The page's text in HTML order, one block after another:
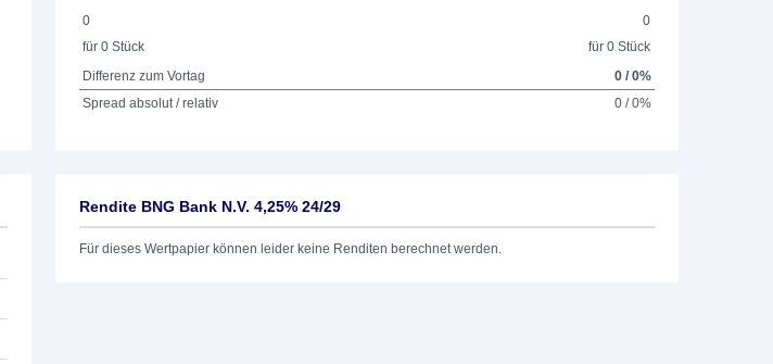
0
für 0 Stück
0
für 0 Stück
Differenz zum Vortag
0 / 0%
Spread absolut / relativ
0 / 0%
Rendite BNG Bank N.V. 4,25% 24/29
Für dieses Wertpapier können leider keine Renditen berechnet werden.